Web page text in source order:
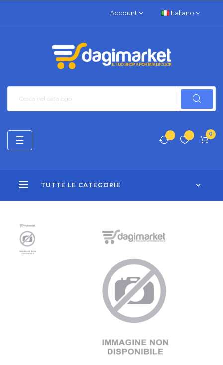
Account Italiano
0
TUTTE LE CATEGORIE
navigazione
Toggle
☰